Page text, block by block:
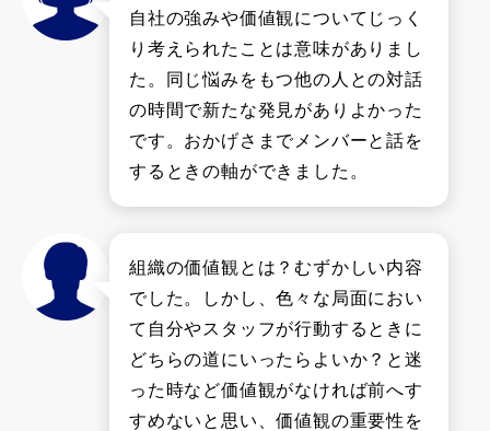
自社の強みや価値観についてじっく
り考えられたことは意味がありまし
た。同じ悩みをもつ他の人との対話
の時間で新たな発見がありよかった
です。おかげさまでメンバーと話を
するときの軸ができました。
組織の価値観とは？むずかしい内容
でした。しかし、色々な局面におい
て自分やスタッフが行動するときに
どちらの道にいったらよいか？と迷
った時など価値観がなければ前へす
すめないと思い、価値観の重要性を